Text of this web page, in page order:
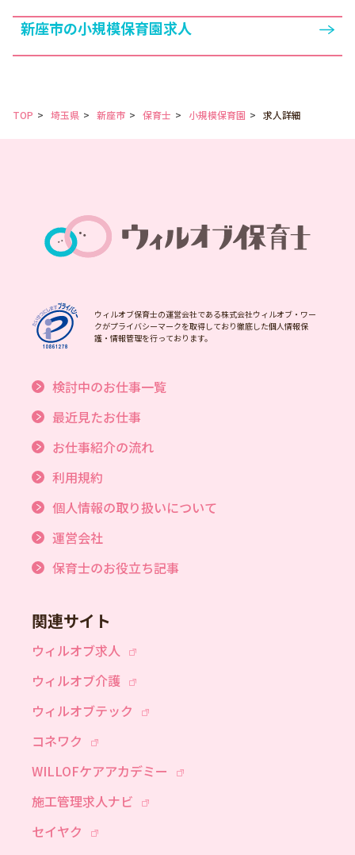
新座市の小規模保育園求人
TOP 埼玉県 新座市 保育士 小規模保育園 求人詳細
ウィルオブ保育士の運営会社である株式会社ウィルオブ・ワー
クがプライバシーマークを取得しており徹底した個人情報保
護・情報管理を行っております。
検討中のお仕事一覧
最近見たお仕事
お仕事紹介の流れ
利用規約
個人情報の取り扱いについて
運営会社
保育士のお役立ち記事
関連サイト
ウィルオブ求人
ウィルオブ介護
ウィルオブテック
コネワク
WILLOFケアアカデミー
施工管理求人ナビ
セイヤク